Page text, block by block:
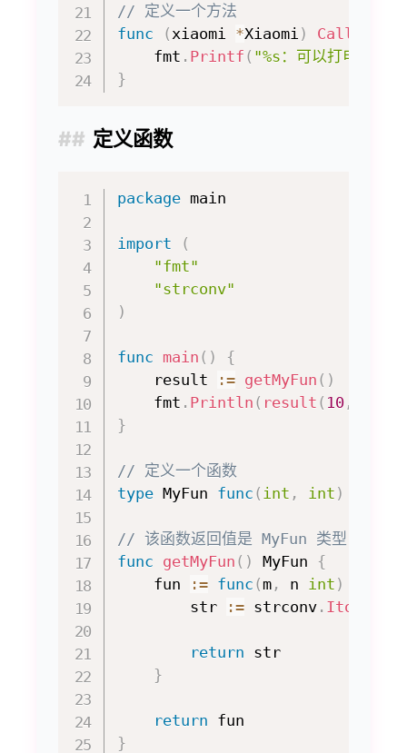
// 定义一个方法
func
( xiaomi *Xiaomi ) Call
    fmt
. Printf ( "%s：可以打电话"
}
定义函数
package main
import
(
"fmt"
"strconv"
)
func main ( )
{
    result
:= getMyFun ( )
    fmt
. Println ( result ( 10,
}
// 定义一个函数
type MyFun func ( int , int )
// 该函数返回值是 MyFun 类型
func getMyFun ( ) MyFun
{
    fun
:= func ( m, n int )
        str
:= strconv. Itoa
return str
}
return
}